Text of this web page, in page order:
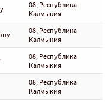
08, Республика
Калмыкия
08, Республика
Калмыкия
08, Республика
Калмыкия
08, Республика
Калмыкия